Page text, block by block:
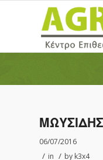
06/07/2016
/ in / by k3x4